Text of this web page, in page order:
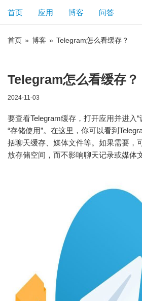
首页 应用 博客 问答
首页 » 博客 » Telegram怎么看缓存？
Telegram怎么看缓存？
2024-11-03
要查看Telegram缓存，打开应用并进入“
“存储使用”。在这里，你可以看到
括聊天缓存、媒体文件等。如果需要，
放存储空间，而不影响聊天记录或媒体